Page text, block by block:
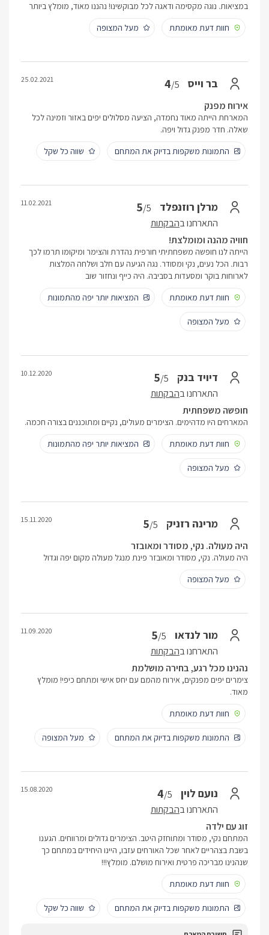
במציאות. נוגה מקסימה ודאגה לכל מבוקשינו! נהננו מאוד, מומלץ ביותר
חוות דעת מאומתת
מעל המצופה
בר וייס 4/5
25.02.2021
אירוח מפנק
המארחת הייתה מאוד נחמדה, הציעה מסלולים יפים באזור וזמינה לכל
שאלה. חדר מפנק גדול ויפה.
התמונות משקפות בדיוק את המתחם
שווה כל שקל
מרלן רוזנפלד 5/5
התארחנו בהבקתות
11.02.2021
חוויה מהנה ומומלצת!
הייתה לנו חופשה משפחתיתי חורפית נהדרת והצימר ומיקומו תרמו לכך
רבות. הכל נעים, נקי ומסודר. נגה הגיעה עם חלב ושלחה המלצות
לארוחות בוקר ומסעדות בסביבה. היה כייף ונחזור שוב
חוות דעת מאומתת
המציאות יותר יפה מהתמונות
מעל המצופה
דיויד בנק 5/5
התארחנו בהבקתות
10.12.2020
חופשה משפחתית
המארחים היו מדהימים. הצימרים מעולים, נקיים ומתוכננים בצורה חכמה.
חוות דעת מאומתת
המציאות יותר יפה מהתמונות
מעל המצופה
מרינה רזניק 5/5
15.11.2020
היה מעולה. נקי, מסודר ומאובזר
היה מעולה. נקי, מסודר ומאובזר פינת מנגל מעולה מקום יפה וגדול
מעל המצופה
מור לנדאו 5/5
התארחנו בהבקתות
11.09.2020
נהנינו מכל רגע, בחירה מושלמת
צימרים יפים מפנקים, אירוח מהמם עם יחס אישי ומתחם כיפי! מומלץ
מאוד.
חוות דעת מאומתת
התמונות משקפות בדיוק את המתחם מעל המצופה
נועם לוין 4/5
התארחנו בהבקתות
15.08.2020
זוג עם ילדה
המתחם נקי, מסודר ומתוחזק היטב. הצימרים גדולים ומרווחים. הגענו
בשבת בצהריים לאחר שכל האורחים עזבו, היינו היחידים במתחם כך
שנהנינו מבריכה פרטית ואירוח מושלם. מומלץ!!!
חוות דעת מאומתת
התמונות משקפות בדיוק את המתחם שווה כל שקל